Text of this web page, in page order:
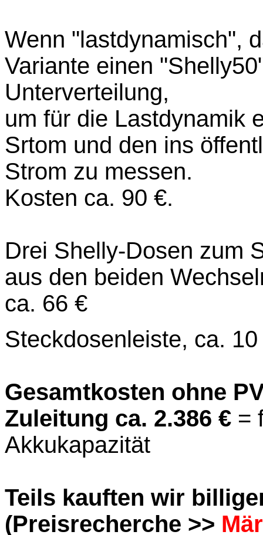
Wenn "lastdynamisch",
Variante einen
Unterverteilung,
um für die Lastdynamik
Srtom und den ins
Strom zu messen.
Kosten ca. 90 €.
Drei Shelly-Dosen zum
aus den beiden
ca. 66 €
Steckdosenleiste, ca. 10
Gesamtkosten ohne
Zuleitung ca. 2.386 € =
Akkukapazität
Teils kauften wir
(Preisrecherche >>